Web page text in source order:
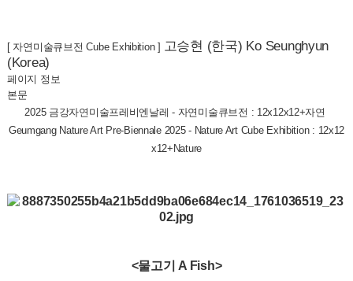
[ 자연미술큐브전 Cube Exhibition ] 고승현 (한국) Ko Seunghyun
(Korea)
페이지 정보
본문
2025 금강자연미술프레비엔날레 - 자연미술큐브전 : 12x12x12+자연
Geumgang Nature Art Pre-Biennale 2025 - Nature Art Cube Exhibition : 12x12
x12+Nature
<물고기 A Fish>